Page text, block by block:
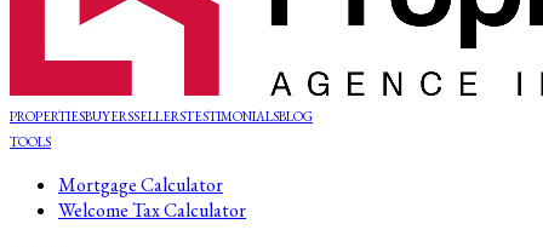
PROPERTIESBUYERSSELLERSTESTIMONIALSBLOG
TOOLS
Mortgage Calculator
Welcome Tax Calculator